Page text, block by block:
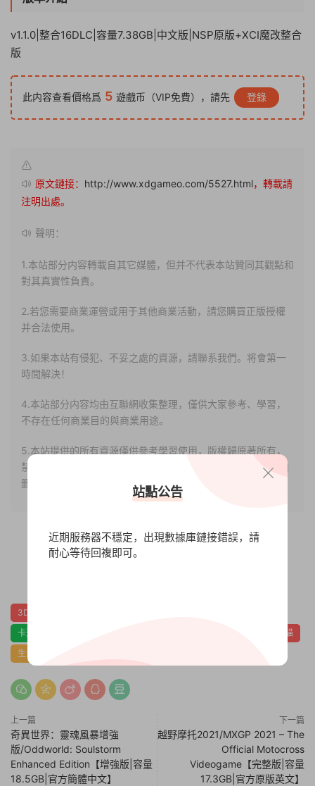
v1.1.0|整合16DLC|容量7.38GB|中文版|NSP原版+XCI魔改整合
版
此内容查看價格爲 5 遊戲币（VIP免費），請先 登錄
原文鏈接： http://www.xdgameo.com/5527.html，轉載請
注明出處。
聲明：
1.本站部分内容轉載自其它媒體，但并不代表本站贊同其觀點和
對其真實性負責。
2.若您需要商業運營或用于其他商業活動，請您購買正版授權
并合法使用。
3.如果本站有侵犯、不妥之處的資源，請聯系我們。将會第一
時間解決！
4.本站部分内容均由互聯網收集整理，僅供大家參考、學習，
不存在任何商業目的與商業用途。
5.本站提供的所有資源僅供參考學習使用，版權歸原著所有，
禁止下載本站資源參與任何商業和非法行爲，請于24小時之内
删除!
3D
卡通
貓
生活模拟
上一篇
奇異世界：靈魂風暴增強
版/Oddworld: Soulstorm
Enhanced Edition【增強版|容量
18.5GB|官方簡體中文】
下一篇
越野摩托2021/MXGP 2021 – The
Official Motocross
Videogame【完整版|容量
17.3GB|官方原版英文】
站點公告
近期服務器不穩定，出現數據庫鏈接錯誤，請
耐心等待回複即可。